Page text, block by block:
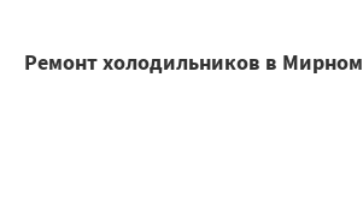
Ремонт холодильников в Мирном